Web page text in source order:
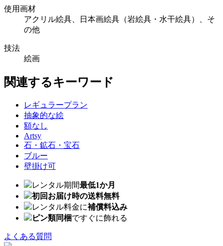
使用画材
アクリル絵具、日本画絵具（岩絵具・水干絵具）、そ
の他
技法
絵画
関連するキーワード
レギュラープラン
抽象的な絵
額なし
Artsy
石・鉱石・宝石
ブルー
壁掛け可
レンタル期間最低1か月
初回お届け時の送料無料
レンタル料金に補償料込み
ピン類同梱ですぐに飾れる
よくある質問